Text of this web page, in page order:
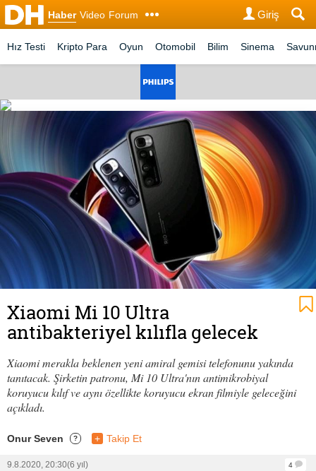
Haber Video Forum Giriş
Hız Testi Kripto Para Oyun Otomobil Bilim Sinema
Xiaomi Mi 10 Ultra
antibakteriyel kılıfla gelecek
Xiaomi merakla beklenen yeni amiral gemisi telefonunu yakında
tanıtacak. Şirketin patronu, Mi 10 Ultra'nın antimikrobiyal
koruyucu kılıf ve aynı özellikte koruyucu ekran filmiyle geleceğini
açıkladı.
Onur Seven ? + Takip Et
9.8.2020, 20:30(6 yıl)
4